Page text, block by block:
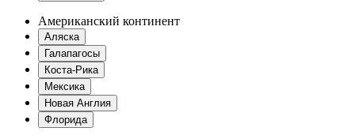
Американский континент
Аляска
Галапагосы
Коста-Рика
Мексика
Новая Англия
Флорида